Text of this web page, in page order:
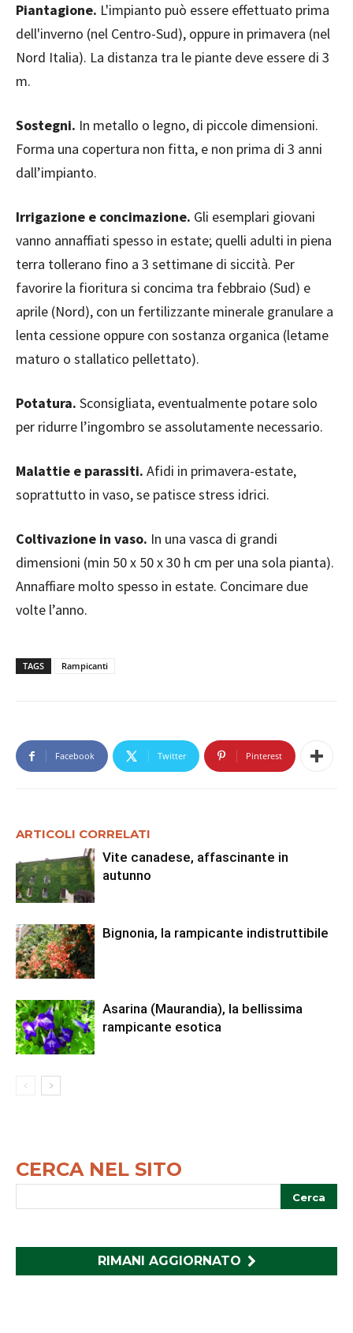
Piantagione. L'impianto può essere effettuato prima
dell'inverno (nel Centro-Sud), oppure in primavera (nel
Nord Italia). La distanza tra le piante deve essere di 3
m.
Sostegni. In metallo o legno, di piccole dimensioni.
Forma una copertura non fitta, e non prima di 3 anni
dall’impianto.
Irrigazione e concimazione. Gli esemplari giovani
vanno annaffiati spesso in estate; quelli adulti in piena
terra tollerano fino a 3 settimane di siccità. Per
favorire la fioritura si concima tra febbraio (Sud) e
aprile (Nord), con un fertilizzante minerale granulare a
lenta cessione oppure con sostanza organica (letame
maturo o stallatico pellettato).
Potatura. Sconsigliata, eventualmente potare solo
per ridurre l’ingombro se assolutamente necessario.
Malattie e parassiti. Afidi in primavera-estate,
soprattutto in vaso, se patisce stress idrici.
Coltivazione in vaso. In una vasca di grandi
dimensioni (min 50 x 50 x 30 h cm per una sola pianta).
Annaffiare molto spesso in estate. Concimare due
volte l’anno.
TAGS Rampicanti
Facebook Twitter Pinterest
ARTICOLI CORRELATI
Vite canadese, affascinante in
autunno
Bignonia, la rampicante indistruttibile
Asarina (Maurandia), la bellissima
rampicante esotica
CERCA NEL SITO
RIMANI AGGIORNATO